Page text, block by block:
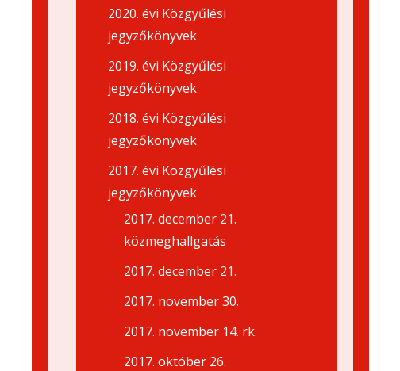
2020. évi Közgyűlési
jegyzőkönyvek
2019. évi Közgyűlési
jegyzőkönyvek
2018. évi Közgyűlési
jegyzőkönyvek
2017. évi Közgyűlési
jegyzőkönyvek
2017. december 21.
közmeghallgatás
2017. december 21.
2017. november 30.
2017. november 14. rk.
2017. október 26.